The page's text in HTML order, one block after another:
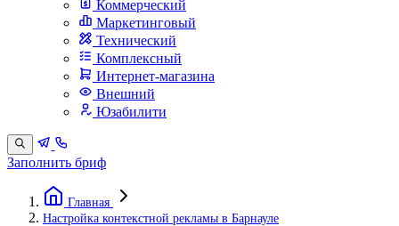
Коммерческий
Маркетинговый
Технический
Комплексный
Интернет-магазина
Внешний
Юзабилити
Заполнить бриф
Главная
Настройка контекстной рекламы в Барнауле